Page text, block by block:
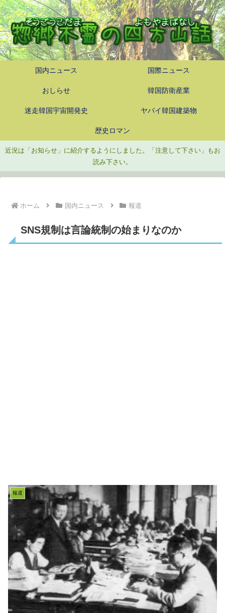
国内ニュース 国際ニュース
おしらせ 韓国防衛産業
迷走韓国宇宙開発史 ヤバイ韓国建築物
歴史ロマン
近況は「お知らせ」に紹介するようにしました。「注意して下さい」もお
読み下さい。
ホーム 国内ニュース 報道
SNS規制は言論統制の始まりなのか
報道